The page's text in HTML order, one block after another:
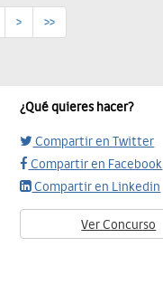
> >>
¿Qué quieres hacer?
Compartir en Twitter
Compartir en Facebook
Compartir en Linkedin
Ver Concurso